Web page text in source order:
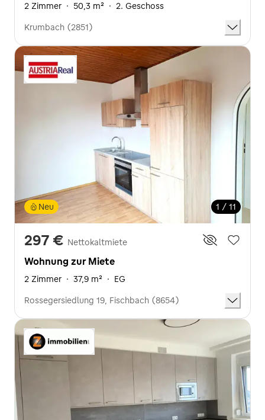
2 Zimmer · 50,3 m² · 2. Geschoss
Krumbach (2851)
1 / 11
Neu
297 € Nettokaltmiete
Wohnung zur Miete
2 Zimmer · 37,9 m² · EG
Rossegersiedlung 19, Fischbach (8654)